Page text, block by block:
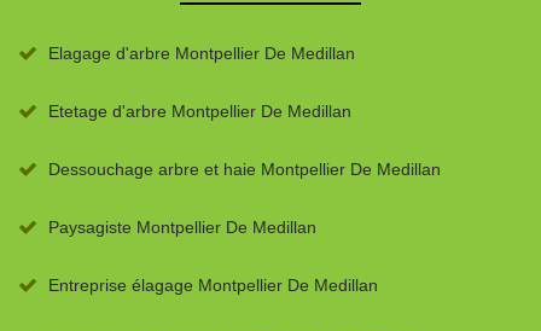
Elagage d'arbre Montpellier De Medillan
Etetage d'arbre Montpellier De Medillan
Dessouchage arbre et haie Montpellier De Medillan
Paysagiste Montpellier De Medillan
Entreprise élagage Montpellier De Medillan